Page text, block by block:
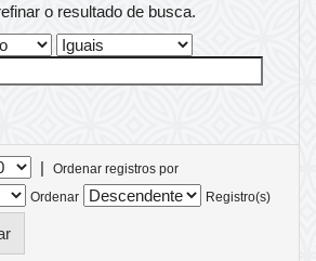
o resultado de busca.
|
Ordenar registros por
Ordenar
Registro(s)